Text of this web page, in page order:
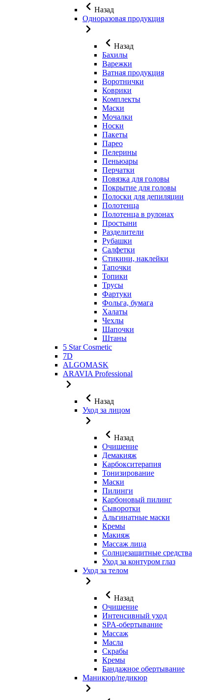
Назад
Одноразовая продукция
Назад
Бахилы
Варежки
Ватная продукция
Воротнички
Коврики
Комплекты
Маски
Мочалки
Носки
Пакеты
Парео
Пелерины
Пеньюары
Перчатки
Повязка для головы
Покрытие для головы
Полоски для депиляции
Полотенца
Полотенца в рулонах
Простыни
Разделители
Рубашки
Салфетки
Стикини, наклейки
Тапочки
Топики
Трусы
Фартуки
Фольга, бумага
Халаты
Чехлы
Шапочки
Штаны
5 Star Cosmetic
7D
ALGOMASK
ARAVIA Professional
Назад
Уход за лицом
Назад
Очищение
Демакияж
Карбокситерапия
Тонизирование
Маски
Пилинги
Карбоновый пилинг
Сыворотки
Альгинатные маски
Кремы
Макияж
Массаж лица
Солнцезащитные средства
Уход за контуром глаз
Уход за телом
Назад
Очищение
Интенсивный уход
SPA-обертывание
Массаж
Масла
Скрабы
Кремы
Бандажное обертывание
Маникюр/педикюр